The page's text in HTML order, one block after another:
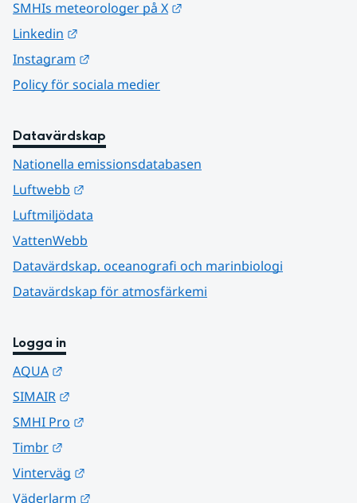
SMHIs meteorologer på X
Linkedin
Instagram
Policy för sociala medier
Datavärdskap
Nationella emissionsdatabasen
Luftwebb
Luftmiljödata
VattenWebb
Datavärdskap, oceanografi och marinbiologi
Datavärdskap för atmosfärkemi
Logga in
AQUA
SIMAIR
SMHI Pro
Timbr
Vinterväg
Väderlarm